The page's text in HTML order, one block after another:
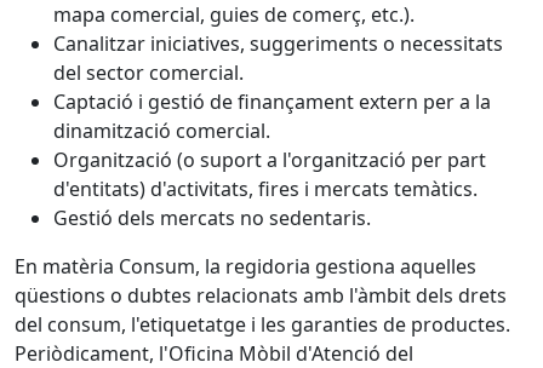
mapa comercial, guies de comerç, etc.).
Canalitzar iniciatives, suggeriments o necessitats
del sector comercial.
Captació i gestió de finançament extern per a la
dinamització comercial.
Organització (o suport a l'organització per part
d'entitats) d'activitats, fires i mercats temàtics.
Gestió dels mercats no sedentaris.
En matèria Consum, la regidoria gestiona aquelles
qüestions o dubtes relacionats amb l'àmbit dels drets
del consum, l'etiquetatge i les garanties de productes.
Periòdicament, l'Oficina Mòbil d'Atenció del